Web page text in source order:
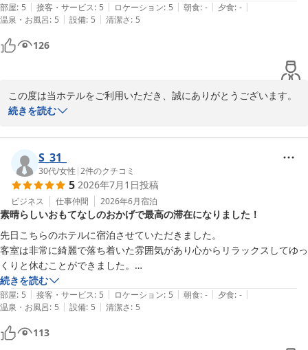
チェックアウト後の夕日の散策も、このエリアならではの贅沢な時
間の過ごし方ですね。
大阪市内からも近く、気軽に非日常を味わえる場所として、またお
「お値段以上の旅」という最高のお褒めの言葉を励みに、これから
も心地よい空間づくりに努めてまいります。
す。
スターゲイトホテル関西エアポート（ＳｉＳ ＳＴＡＲＧＡＴＥ
ＨＯＴＥＬ）
2026-07-13
速に応えてくださり感動いたしました。居心地が良くまたすぐにでも泊
まりたくなるようなホテルです。次回もぜひよろしくお願いいたしま
す。
部屋: 5 | 接客・サービス: 5 | ロケーション: 5 | 朝食: - | 夕食: - |
温泉・お風呂: 5 | 設備: 5 | 清潔さ: 5
126
この度は当ホテルをご利用いただき、誠にありがとうございます。
また、大変温かいお言葉を頂戴し、スタッフ一同感激いたしており
お部屋でのひとときが、旅の疲れを癒やす安らぎの時間となりまし
たこと、何よりでございます。
また、フロントスタッフの対応につきましても身に余るお言葉をい
ただき、大変光栄に存じます。
お客様からいただく「感動した」というお言葉こそが、私たちにと
って最高の励みでございます。
「またすぐにでも泊まりたくなる」と仰っていただけたご期待を裏
切らぬよう、今後もより一層のサービス向上に努めてまいります。
お客様のまたのお帰りを、スタッフ一同心よりお待ち申し上げてお
ります。
スターゲイトホテル関西エアポート（ＳｉＳ ＳＴＡＲＧＡＴＥ
続きを読む
S_31_
30代/女性 |2件のクチコミ
5 2026年7月1日投稿
ビジネス 仕事仲間 2026年6月宿泊
素晴らしいおもてなしのおかげで最高の滞在になりました！
先日こちらのホテルに宿泊させていただきました。
客室は非常に綺麗で落ち着いた雰囲気があり心からリラックスしてゆっ
くりと休むことができました。
またフロントのスタッフの皆様の接客が本当に素晴らしく大変印象に残
っております。こちらの要望にも親身になってご対応いただき安心して
お任せすることができました。スタッフの皆様の温かいおもてなしのお
かげでとても快適で特別な時間を過ごせました。ぜひまた利用させてい
ただきたいと思います。本当にありがとうございました。
続きを読む
部屋: 5 | 接客・サービス: 5 | ロケーション: 5 | 朝食: - | 夕食: - |
温泉・お風呂: 5 | 設備: 5 | 清潔さ: 5
113